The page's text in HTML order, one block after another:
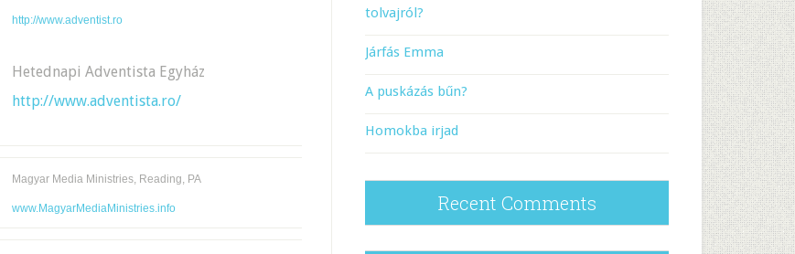
http://www.adventist.ro
Hetednapi Adventista Egyház
http://www.adventista.ro/
Magyar Media Ministries, Reading, PA
www.MagyarMediaMinistries.info
tolvajról?
Járfás Emma
A puskázás bűn?
Homokba irjad
Recent Comments